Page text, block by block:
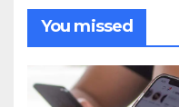
You missed